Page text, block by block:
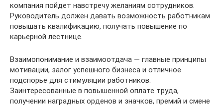
компания пойдет навстречу желаниям сотрудников.
Руководитель должен давать возможность работникам
повышать квалификацию, получать повышение по
карьерной лестнице.
Взаимопонимание и взаимоотдача — главные принципы
мотивации, залог успешного бизнеса и отличное
подспорье для стимуляции работников.
Заинтересованные в повышенной оплате труда,
получении наградных орденов и значков, премий и смене